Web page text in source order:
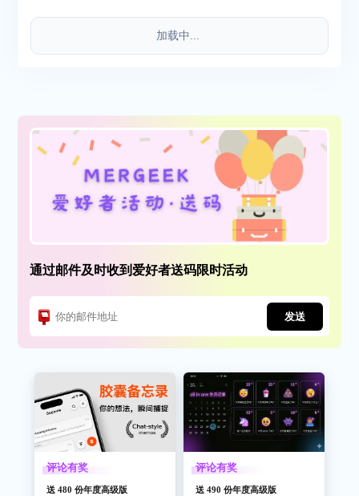
加载中...
通过邮件及时收到爱好者送码限时活动
发送
评论有奖
送 480 份年度高级版
评论有奖
送 490 份年度高级版